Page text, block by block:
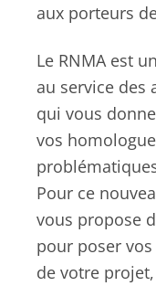
aux porteurs
Le RNMA est
au service des
qui vous
vos
Pour ce
vous propose
pour poser
de votre